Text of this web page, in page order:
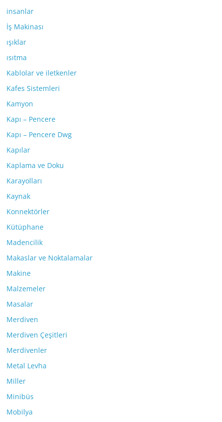
insanlar
İş Makinası
ışıklar
ısıtma
Kablolar ve iletkenler
Kafes Sistemleri
Kamyon
Kapı – Pencere
Kapı – Pencere Dwg
Kapılar
Kaplama ve Doku
Karayolları
Kaynak
Konnektörler
Kütüphane
Madencilik
Makaslar ve Noktalamalar
Makine
Malzemeler
Masalar
Merdiven
Merdiven Çeşitleri
Merdivenler
Metal Levha
Miller
Minibüs
Mobilya